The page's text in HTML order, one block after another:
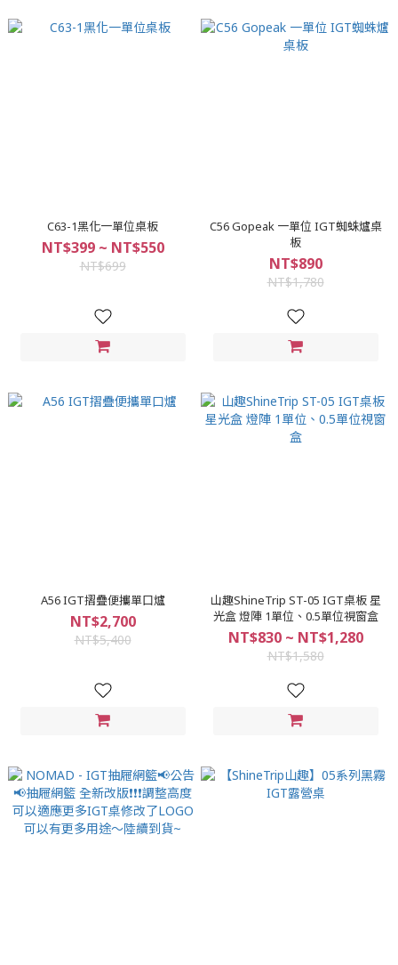
C63-1黑化一單位桌板
NT$399 ~ NT$550
NT$699
C56 Gopeak 一單位 IGT蜘蛛爐桌
板
NT$890
NT$1,780
A56 IGT摺疊便攜單口爐
NT$2,700
NT$5,400
山趣ShineTrip ST-05 IGT桌板 星
光盒 燈陣 1單位、0.5單位視窗盒
NT$830 ~ NT$1,280
NT$1,580